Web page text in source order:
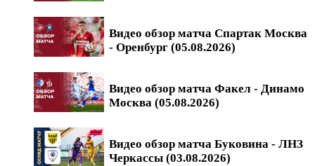
Видео обзор матча Спартак Москва
- Оренбург (05.08.2026)
Видео обзор матча Факел - Динамо
Москва (05.08.2026)
Видео обзор матча Буковина - ЛНЗ
Черкассы (03.08.2026)